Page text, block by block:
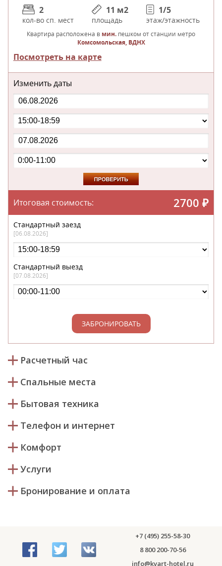
2
кол-во сп. мест
11 м2
площадь
1/5
этаж/этажность
Квартира расположена в мин. пешком от станции метро
Комсомольская, ВДНХ
Посмотреть на карте
Изменить даты
Итоговая стоимость: 2700 ₽
Стандартный заезд
[06.08.2026]
Стандартный выезд
[07.08.2026]
ЗАБРОНИРОВАТЬ
Расчетный час
Спальные места
Бытовая техника
Телефон и интернет
Комфорт
Услуги
Бронирование и оплата
+7 (495) 255-58-30
8 800 200-70-56
info@kvart-hotel.ru